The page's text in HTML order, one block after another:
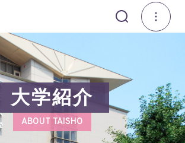
大学紹介
ABOUT TAISHO